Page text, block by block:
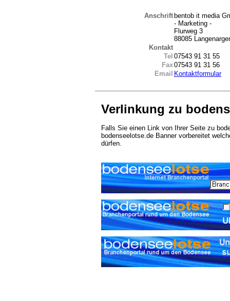
Anschrift bentob it media
- Marketing -
Flurweg 3
88085
Kontakt
Tel 07543 91 31 55
Fax07543 91 31 56
Email Kontaktformular
Verlinkung zu
Falls Sie einen Link von Ihrer Seite zu
bodenseelotse.de Banner vorbereitet
dürfen.